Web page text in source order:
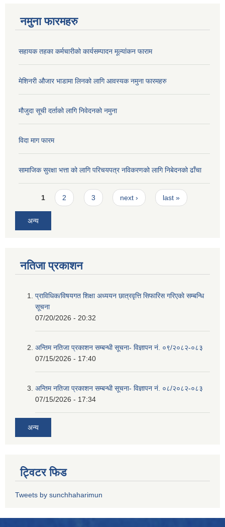
नमुना फारमहरु
सहायक तहका कर्मचारीको कार्यसम्पादन मूल्यांकन फाराम
मेशिनरी औजार भाडामा लिनको लागि आवस्यक नमुना फारमहरु
मौजुदा सूची दर्ताको लागि निवेदनको नमुना
विदा माग फारम
सामाजिक सुरक्षा भत्ता को लागि परिचयपत्र नविकरणको लागि निबेदनको ढाँचा
Pages
1 2 3 next › last »
अन्य
नतिजा प्रकाशन
प्राविधिक/विषयगत शिक्षा अध्ययन छात्रवृत्ति सिफारिस गरिएकाे सम्बन्धि
सूचना
07/20/2026 - 20:32
अन्तिम नतिजा प्रकाशन सम्बन्धी सूचना- विज्ञापन नं. ०९/२०८२-०८३
07/15/2026 - 17:40
अन्तिम नतिजा प्रकाशन सम्बन्धी सूचना- विज्ञापन नं. ०८/२०८२-०८३
07/15/2026 - 17:34
अन्य
ट्विटर फिड
Tweets by sunchhaharimun